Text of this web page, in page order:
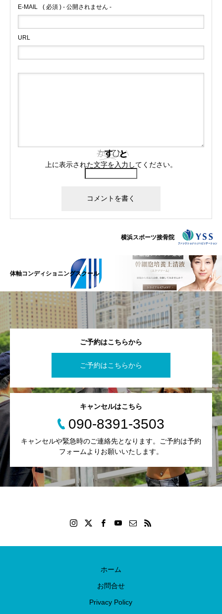
E-MAIL ( 必須 ) - 公開されません -
URL
上に表示された文字を入力してください。
横浜スポーツ接骨院
体軸コンディショニングスクール
ご予約はこちらから
ご予約はこちらから
キャンセルはこちら
090-8391-3503
キャンセルや緊急時のご連絡先となります。ご予約は予約
フォームよりお願いいたします。
ホーム
お問合せ
Privacy Policy